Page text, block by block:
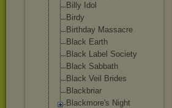
Billy Idol
Birdy
Birthday Massacre
Black Earth
Black Label Society
Black Sabbath
Black Veil Brides
Blackbriar
Blackmore's Night